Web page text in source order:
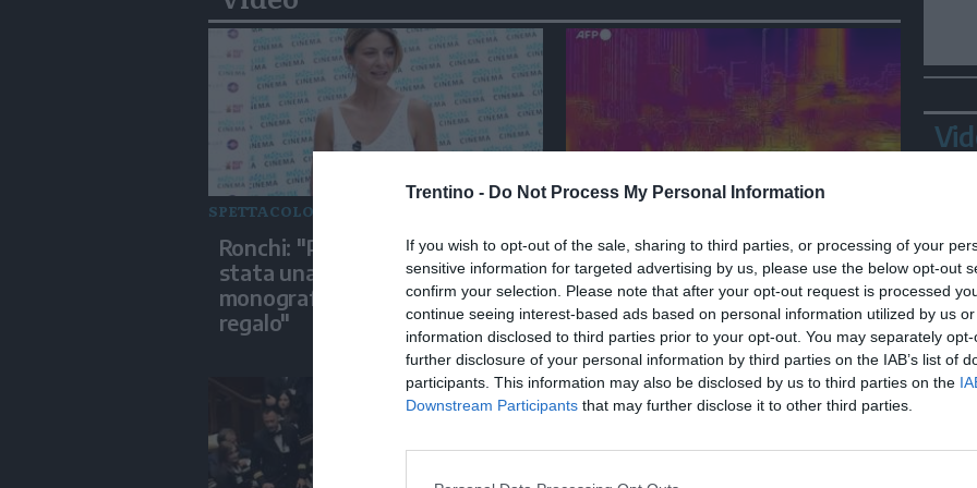
Trentino - Do Not Process My Personal Information
If you wish to opt-out of the sale, sharing to third parties, or processing of your
sensitive information for targeted advertising by us, please use the below opt-out
confirm your selection. Please note that after your opt-out request is processed
continue seeing interest-based ads based on personal information utilized by us
information disclosed to third parties prior to your opt-out. You may separately
further disclosure of your personal information by third parties on the IAB’s list of
participants. This information may also be disclosed by us to third parties on the
Downstream Participants that may further disclose it to other third parties.
SPETTACOLO
Ronchi: "Per me il cinema è
stata una passione,
monografia dedicata è un bel
regalo"
Ondata di calore travolge Seul,
la situazione nelle immagini
termiche
in